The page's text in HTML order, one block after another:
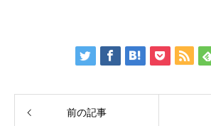
前の記事